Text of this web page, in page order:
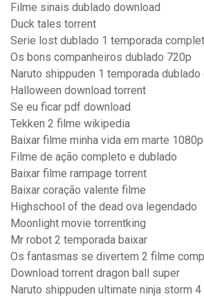
Filme sinais dublado download
Duck tales torrent
Serie lost dublado 1 temporada
Os bons companheiros dublado 720p
Naruto shippuden 1 temporada
Halloween download torrent
Se eu ficar pdf download
Tekken 2 filme wikipedia
Baixar filme minha vida em marte 1080p
Filme de ação completo e dublado
Baixar filme rampage torrent
Baixar coração valente filme
Highschool of the dead ova legendado
Moonlight movie torrentking
Mr robot 2 temporada baixar
Os fantasmas se divertem 2 filme
Download torrent dragon ball super
Naruto shippuden ultimate ninja storm